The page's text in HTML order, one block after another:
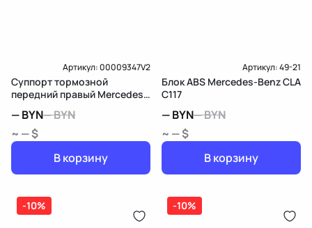
Артикул:00009347V2
Суппорт тормозной
передний правый Mercedes-
—BYN—BYN
~ — $
В корзину
Артикул:49-21
Блок ABS Mercedes-Benz CLA
C117
—BYN—BYN
~ — $
В корзину
-10% -10%